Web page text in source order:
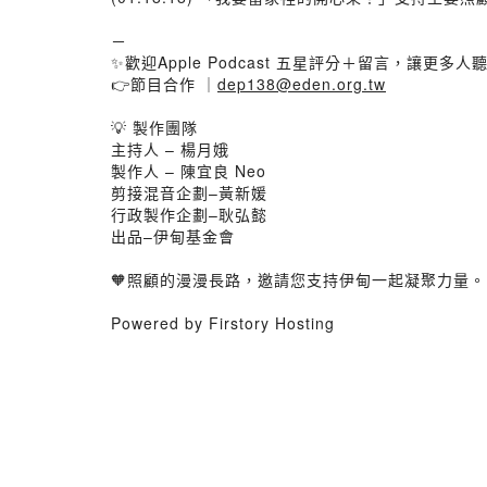
－
✨歡迎Apple Podcast 五星評分＋留言，讓更多人
👉節目合作 ｜ dep138@eden.org.tw
💡 製作團隊
主持人 – 楊月娥
製作人 – 陳宜良 Neo
剪接混音企劃–黃新媛
行政製作企劃–耿弘懿
出品–伊甸基金會
🧡照顧的漫漫長路，邀請您支持伊甸一起凝聚力量。
Powered by Firstory Hosting